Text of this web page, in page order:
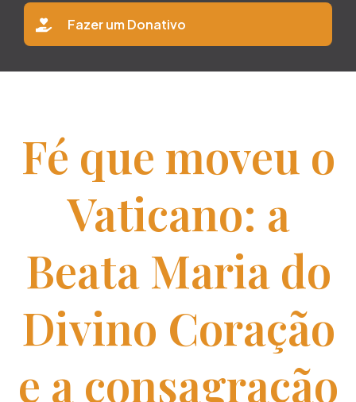
Fazer um Donativo
Fé que moveu o
Vaticano: a
Beata Maria do
Divino Coração
e a consagração